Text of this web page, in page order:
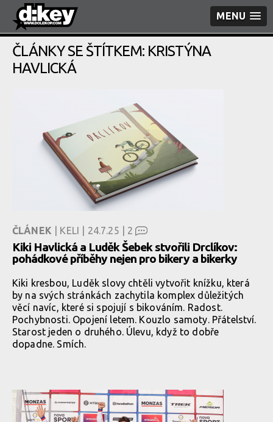
MENU
ČLÁNKY SE ŠTÍTKEM: KRISTÝNA
HAVLICKÁ
ČLÁNEK | KELI | 24.7.25 | 2
Kiki Havlická a Luděk Šebek stvořili Drclíkov:
pohádkové příběhy nejen pro bikery a bikerky
Kiki kresbou, Luděk slovy chtěli vytvořit knížku, která
by na svých stránkách zachytila komplex důležitých
věcí navíc, které si spojují s bikováním. Radost.
Pochybnosti. Opojení letem. Kouzlo samoty. Přátelství.
Starost jeden o druhého. Úlevu, když to dobře
dopadne. Smích.